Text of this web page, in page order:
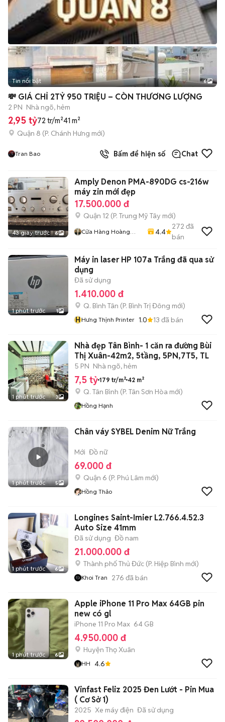
+2
Tin nổi bật 6
💸 GIÁ CHỈ 2TỶ 950 TRIỆU – CÒN THƯƠNG LƯỢNG
2 PN Nhà ngõ, hẻm
2,95 tỷ72 tr/m²41 m²
Quận 8 (P. Chánh Hưng mới)
Tran Bao Bấm để hiện số Chat
43 giây trước 6
Amply Denon PMA-890DG cs-216w
máy zin mới đẹp
17.500.000 đ
Quận 12 (P. Trung Mỹ Tây mới)
Cửa Hàng Hoàng
4.4
272 đã
bán
1 phút trước 1
Máy in laser HP 107a Trắng đã qua sử
dụng
Đã sử dụng
1.410.000 đ
Q. Bình Tân (P. Bình Trị Đông mới)
HHưng Thịnh Printer 1.0 13 đã bán
1 phút trước 3
Nhà đẹp Tân Bình- 1 căn ra đường Bùi
Thị Xuân-42m2, 5tầng, 5PN,7T5, TL
5 PN Nhà ngõ, hẻm
7,5 tỷ 179 tr/m² 42 m²
Q. Tân Bình (P. Tân Sơn Hòa mới)
Hồng Hạnh
1 phút trước 5
Chân váy SYBEL Denim Nữ Trắng
Mới Đồ nữ
69.000 đ
Quận 6 (P. Phú Lâm mới)
Hồng Thảo
1 phút trước 6
Longines Saint-Imier L2.766.4.52.3
Auto Size 41mm
Đã sử dụng Đồ nam
21.000.000 đ
Thành phố Thủ Đức (P. Hiệp Bình mới)
Khoi Tran 276 đã bán
1 phút trước 6
Apple iPhone 11 Pro Max 64GB pin
new có gl
iPhone 11 Pro Max 64 GB
4.950.000 đ
Huyện Thọ Xuân
HH 4.6
Vinfast Feliz 2025 Đen Lướt - Pin Mua
( Cơ Sở 1)
2025 Xe máy điện Đã sử dụng